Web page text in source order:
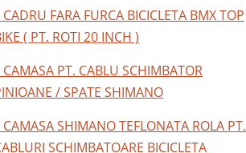
CADRU FARA FURCA BICICLETA BMX TOP
( PT. ROTI 20 INCH )
CAMASA PT. CABLU SCHIMBATOR
/ SPATE SHIMANO
CAMASA SHIMANO TEFLONATA ROLA PT.
SCHIMBATOARE BICICLETA